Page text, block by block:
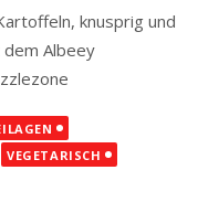
knusprig und
Albeey
VEGETARISCH